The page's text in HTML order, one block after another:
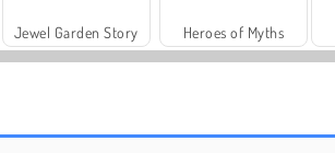
Jewel Garden Story Heroes of Myths